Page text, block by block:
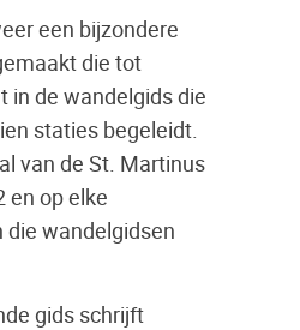
een bijzondere
die tot
in de wandelgids die
staties begeleidt.
van de St. Martinus
en op elke
wandelgidsen
gids schrijft